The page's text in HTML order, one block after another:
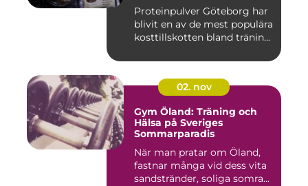
Proteinpulver Göteborg har
blivit en av de mest populära
kosttillskotten bland tränin...
02. nov
Gym Öland: Träning och
Hälsa på Sveriges
Sommarparadis
När man pratar om Öland,
fastnar många vid dess vita
sandstränder, soliga somra...